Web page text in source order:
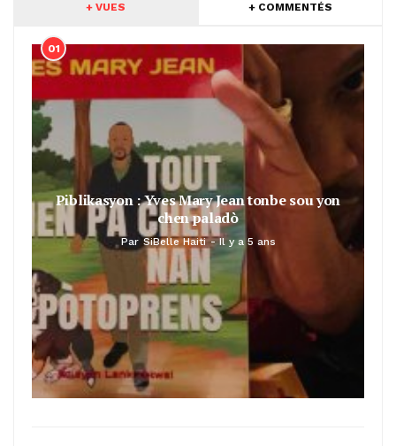
+ VUES + COMMENTÉS
01
Piblikasyon : Yves Mary Jean tonbe sou yon
chen paladò
Par SiBelle Haiti Il y a 5 ans